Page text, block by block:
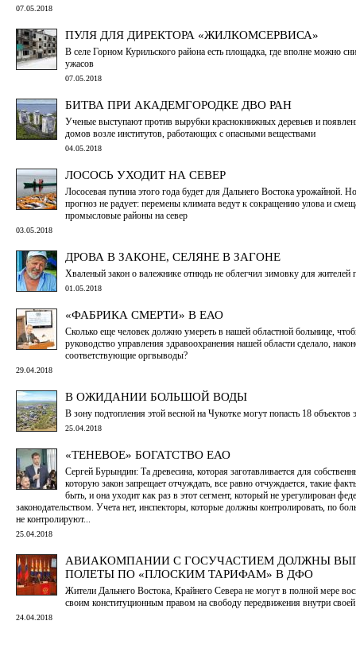
07.05.2018
ПУЛЯ ДЛЯ ДИРЕКТОРА «ЖИЛКОМСЕРВИСА»
В селе Горном Курильского района есть площадка, где вполне можно
ужасов
07.05.2018
БИТВА ПРИ АКАДЕМГОРОДКЕ ДВО РАН
Ученые выступают против вырубки краснокнижных деревьев и
домов возле институтов, работающих с опасными веществами
04.05.2018
ЛОСОСЬ УХОДИТ НА СЕВЕР
Лососевая путина этого года будет для Дальнего Востока урожайной.
прогноз не радует: перемены климата ведут к сокращению улова и
промысловые районы на север
03.05.2018
ДРОВА В ЗАКОНЕ, СЕЛЯНЕ В ЗАГОНЕ
Хваленый закон о валежнике отнюдь не облегчил зимовку для жителей
01.05.2018
«ФАБРИКА СМЕРТИ» В ЕАО
Сколько еще человек должно умереть в нашей областной больнице,
руководство управления здравоохранения нашей области сделало,
соответствующие оргвыводы?
29.04.2018
В ОЖИДАНИИ БОЛЬШОЙ ВОДЫ
В зону подтопления этой весной на Чукотке могут попасть 18 объектов
25.04.2018
«ТЕНЕВОЕ» БОГАТСТВО ЕАО
Сергей Бурындин: Та древесина, которая заготавливается для
которую закон запрещает отчуждать, все равно отчуждается, такие
быть, и она уходит как раз в этот сегмент, который не урегулирован
законодательством. Учета нет, инспекторы, которые должны контролировать, по
не контролируют...
25.04.2018
АВИАКОМПАНИИ С ГОСУЧАСТИЕМ ДОЛЖНЫ
ПОЛЕТЫ ПО «ПЛОСКИМ ТАРИФАМ» В ДФО
Жители Дальнего Востока, Крайнего Севера не могут в полной мере
своим конституционным правом на свободу передвижения внутри
24.04.2018